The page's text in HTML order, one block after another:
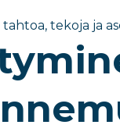
tahtoa, tekoja ja